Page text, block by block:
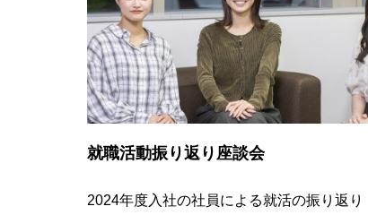
就職活動振り返り座談会
2024年度入社の社員による就活の振り返り